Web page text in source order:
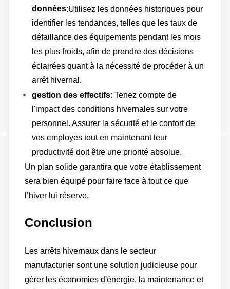
/ Blog / Fermetures hivernales dans le secteur manufacturier : est-
données:Utilisez les données historiques pour
identifier les tendances, telles que les taux de
défaillance des équipements pendant les mois
les plus froids, afin de prendre des décisions
éclairées quant à la nécessité de procéder à un
arrêt hivernal.
gestion des effectifs: Tenez compte de
l'impact des conditions hivernales sur votre
personnel. Assurer la sécurité et le confort de
vos employés tout en maintenant leur
productivité doit être une priorité absolue.
Un plan solide garantira que votre établissement
sera bien équipé pour faire face à tout ce que
l’hiver lui réserve.
Conclusion
Les arrêts hivernaux dans le secteur
manufacturier sont une solution judicieuse pour
gérer les économies d'énergie, la maintenance et